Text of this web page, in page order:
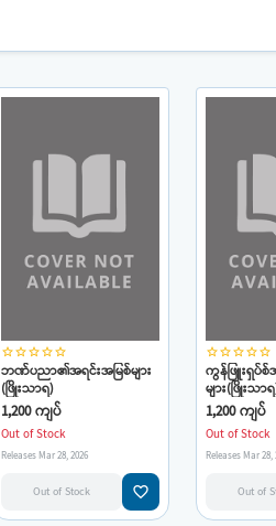
star_borderstar_borderstar_borderstar_borderstar_border
ဘဏ်ပညာ၏အရင်းအမြစ်များ
(ဖြိုးသာရ)
1,200 ကျပ်
Out of Stock
Releases Mar 28, 2026
Out of Stock favorite_border
star_borderstar_borderstar_borderstar_borderstar_border
ကွန်ဖြူးရှပ်
များ(ဖြိုးသာ
1,200 ကျပ်
Out of Stock
Releases Mar 28,
Out of